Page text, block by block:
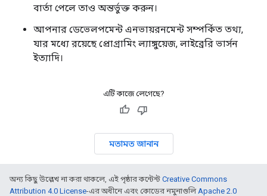
বার্তা পেলে তাও অন্তর্ভুক্ত করুন।
আপনার ডেভেলপমেন্ট এনভায়রনমেন্ট সম্পর্কিত তথ্য,
যার মধ্যে রয়েছে প্রোগ্রামিং ল্যাঙ্গুয়েজ, লাইব্রেরি ভার্সন
ইত্যাদি।
এটি কাজে লেগেছে?
মতামত জানান
অন্য কিছু উল্লেখ না করা থাকলে, এই পৃষ্ঠার কন্টেন্ট Creative Commons
Attribution 4.0 License-এর অধীনে এবং কোডের নমুনাগুলিApache 2.0